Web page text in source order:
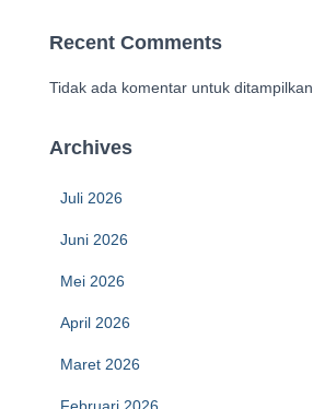
Recent Comments
Tidak ada komentar untuk ditampilkan.
Archives
Juli 2026
Juni 2026
Mei 2026
April 2026
Maret 2026